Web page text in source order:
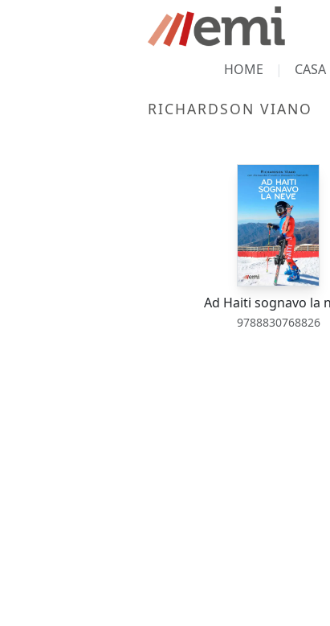
HOME
RICHARDSON VIANO
Ad Haiti sognavo la
9788830768826